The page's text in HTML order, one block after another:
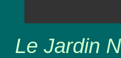
Le Jardin